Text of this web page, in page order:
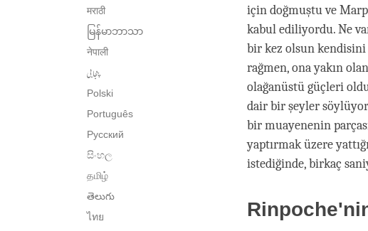
मराठी
မြန်မာဘာသာ
नेपाली
پنجابی
Polski
Português
Русский
සිංහල
தமிழ்
తెలుగు
ไทย
için doğmuştu ve
kabul ediliyordu. Ne
bir kez olsun kendisini
rağmen, ona yakın
olağanüstü güçleri
dair bir şeyler
bir muayenenin
yaptırmak üzere
istediğinde, birkaç